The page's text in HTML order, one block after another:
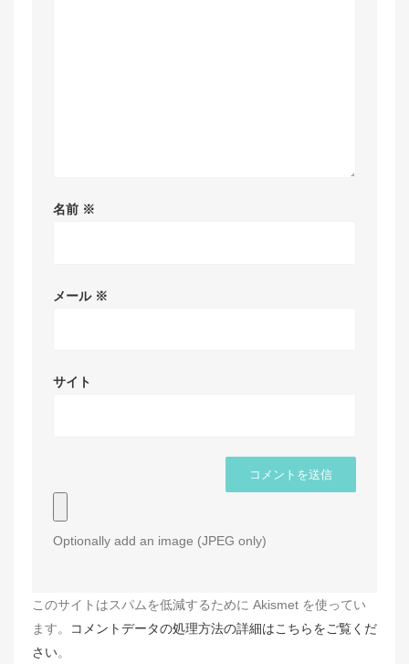
名前 ※
メール ※
サイト
Optionally add an image (JPEG only)
このサイトはスパムを低減するために Akismet を使ってい
ます。
コメントデータの処理方法の詳細はこちらをご覧くだ
さい。